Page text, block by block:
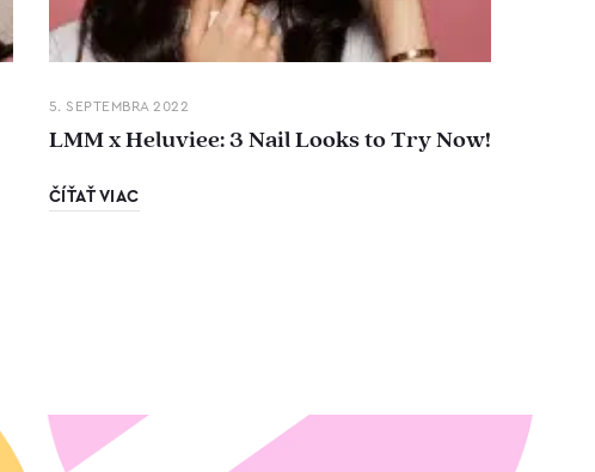
5. SEPTEMBRA 2022
LMM x Heluviee: 3 Nail Looks to Try Now!
ČÍŤAŤ VIAC